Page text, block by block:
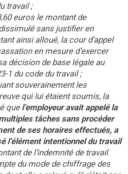
travail ;
euros le montant de
sans justifier en
ainsi alloué, la cour d’appel
en mesure d’exercer
décision de base légale au
1 du code du travail ;
souverainement les
qui lui étaient soumis, la
quel’employeur avait appelé la
tâches sans procéder
de ses horaires effectués, a
l’élément intentionnel du travail
de l’indemnité de travail
du mode de chiffrage des